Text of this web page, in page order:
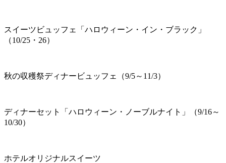
スイーツビュッフェ「ハロウィーン・イン・ブラック」
（10/25・26）
秋の収穫祭ディナービュッフェ（9/5～11/3）
ディナーセット「ハロウィーン・ノーブルナイト」（9/16～
10/30）
ホテルオリジナルスイーツ